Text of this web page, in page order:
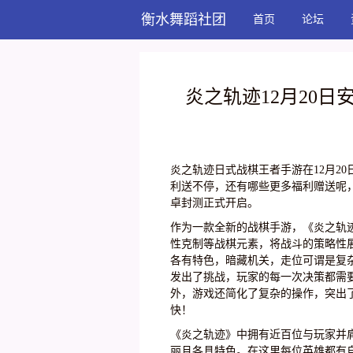
衡水舞蹈社团 首页 论坛
炎之轨迹12月20日
炎之轨迹日式战棋王者手游在12月
利送不停，还有哪些更多福利赠送呢
卓封测正式开启。
作为一款全新的战棋手游，《炎之轨
性克制等战棋元素，将战斗的策略性
各有特色，暗藏机关，走位可谓是复
发出了挑战，玩家的每一次决策都需
外，游戏还简化了复杂的操作，突出
快！
《炎之轨迹》中拥有近百位与玩家